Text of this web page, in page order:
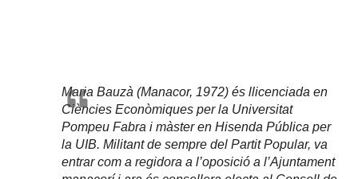
Maria Bauzà (Manacor, 1972) és llicenciada en
Ciències Econòmiques per la Universitat
Pompeu Fabra i màster en Hisenda Pública per
la UIB. Militant de sempre del Partit Popular, va
entrar com a regidora a l’oposició a l’Ajuntament